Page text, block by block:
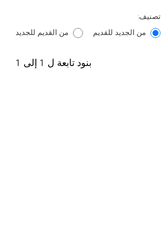
تصنيف:
من الجديد للقديم
من القديم للجديد
بنود تابعة ل 1 إلى 1